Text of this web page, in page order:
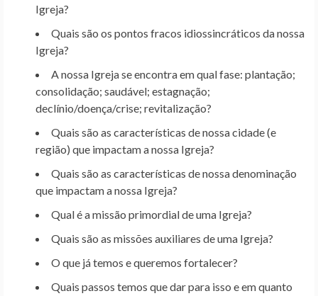
Igreja?
Quais são os pontos fracos idiossincráticos da nossa
Igreja?
A nossa Igreja se encontra em qual fase: plantação;
consolidação; saudável; estagnação;
declínio/doença/crise; revitalização?
Quais são as características de nossa cidade (e
região) que impactam a nossa Igreja?
Quais são as características de nossa denominação
que impactam a nossa Igreja?
Qual é a missão primordial de uma Igreja?
Quais são as missões auxiliares de uma Igreja?
O que já temos e queremos fortalecer?
Quais passos temos que dar para isso e em quanto